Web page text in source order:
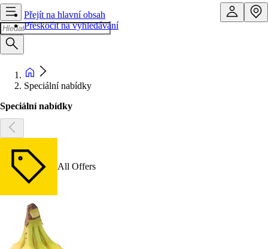
Přejít na hlavní obsah
Přeskočit na vyhledávání
Speciální nabídky
Speciální nabídky
All Offers